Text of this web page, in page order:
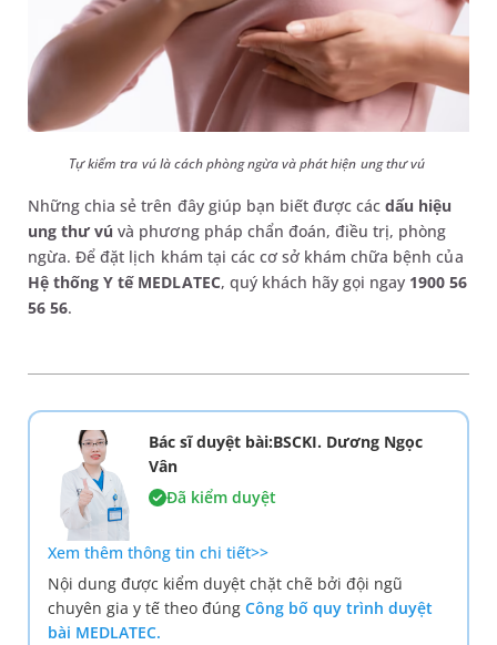
Tự kiểm tra vú là cách phòng ngừa và phát hiện ung thư vú
Những chia sẻ trên đây giúp bạn biết được cácdấu hiệu
ung thư vú và phương pháp chẩn đoán, điều trị, phòng
ngừa. Để đặt lịch khám tại các cơ sở khám chữa bệnh của
Hệ thống Y tế MEDLATEC, quý khách hãy gọi ngay 1900 56
56 56.
Bác sĩ duyệt bài:BSCKI. Dương Ngọc
Vân
Đã kiểm duyệt
Xem thêm thông tin chi tiết>>
Nội dung được kiểm duyệt chặt chẽ bởi đội ngũ
chuyên gia y tế theo đúng Công bố quy trình duyệt
bài MEDLATEC.